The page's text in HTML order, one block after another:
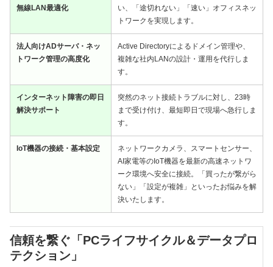
無線LAN最適化
い、「途切れない」「速い」オフィスネッ
トワークを実現します。
法人向けADサーバ・ネッ
トワーク管理の高度化
Active Directoryによるドメイン管理や、
複雑な社内LANの設計・運用を代行しま
す。
インターネット障害の即日
解決サポート
突然のネット接続トラブルに対し、23時
まで受け付け、最短即日で現場へ急行しま
す。
IoT機器の接続・基本設定
ネットワークカメラ、スマートセンサー、
AI家電等のIoT機器を最新の高速ネットワ
ーク環境へ安全に接続。「買ったが繋がら
ない」「設定が複雑」といったお悩みを解
決いたします。
信頼を繋ぐ「PCライフサイクル＆データプロ
テクション」